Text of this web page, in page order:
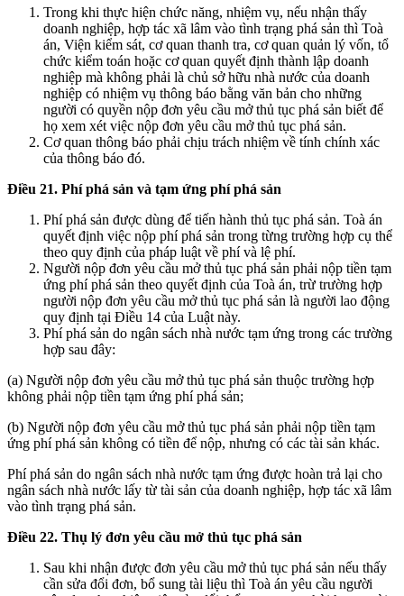
Trong khi thực hiện chức năng, nhiệm vụ, nếu nhận thấy
doanh nghiệp, hợp tác xã lâm vào tình trạng phá sản thì Toà
án, Viện kiểm sát, cơ quan thanh tra, cơ quan quản lý vốn, tổ
chức kiểm toán hoặc cơ quan quyết định thành lập doanh
nghiệp mà không phải là chủ sở hữu nhà nước của doanh
nghiệp có nhiệm vụ thông báo bằng văn bản cho những
người có quyền nộp đơn yêu cầu mở thủ tục phá sản biết để
họ xem xét việc nộp đơn yêu cầu mở thủ tục phá sản.
Cơ quan thông báo phải chịu trách nhiệm về tính chính xác
của thông báo đó.
Điều 21. Phí phá sản và tạm ứng phí phá sản
Phí phá sản được dùng để tiến hành thủ tục phá sản. Toà án
quyết định việc nộp phí phá sản trong từng trường hợp cụ thể
theo quy định của pháp luật về phí và lệ phí.
Người nộp đơn yêu cầu mở thủ tục phá sản phải nộp tiền tạm
ứng phí phá sản theo quyết định của Toà án, trừ trường hợp
người nộp đơn yêu cầu mở thủ tục phá sản là người lao động
quy định tại Điều 14 của Luật này.
Phí phá sản do ngân sách nhà nước tạm ứng trong các trường
hợp sau đây:
(a) Người nộp đơn yêu cầu mở thủ tục phá sản thuộc trường hợp
không phải nộp tiền tạm ứng phí phá sản;
(b) Người nộp đơn yêu cầu mở thủ tục phá sản phải nộp tiền tạm
ứng phí phá sản không có tiền để nộp, nhưng có các tài sản khác.
Phí phá sản do ngân sách nhà nước tạm ứng được hoàn trả lại cho
ngân sách nhà nước lấy từ tài sản của doanh nghiệp, hợp tác xã lâm
vào tình trạng phá sản.
Điều 22. Thụ lý đơn yêu cầu mở thủ tục phá sản
Sau khi nhận được đơn yêu cầu mở thủ tục phá sản nếu thấy
cần sửa đổi đơn, bổ sung tài liệu thì Toà án yêu cầu người